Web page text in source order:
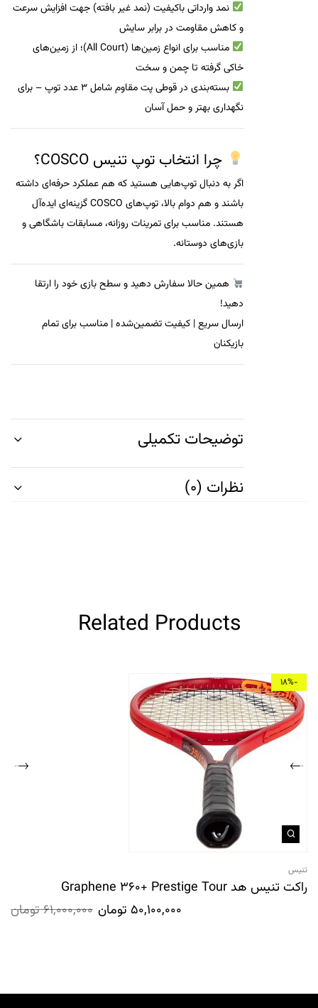
نمد وارداتی باکیفیت (نمد غیر بافته) جهت افزایش سرعت
و کاهش مقاومت در برابر سایش
مناسب برای انواع زمین‌ها (All Court)
؛ از زمین‌های
خاکی گرفته تا چمن و سخت
بسته‌بندی در قوطی پت مقاوم
شامل ۳ عدد توپ – برای
نگهداری بهتر و حمل آسان
چرا انتخاب توپ تنیس COSCO؟
اگر به دنبال توپ‌هایی هستید که همعملکرد حرفه‌ای داشته
باشند و هم دوام بالا
، توپ‌های COSCO گزینه‌ای ایده‌آل
هستند. مناسب برایتمرینات روزانه، مسابقات باشگاهی و
بازی‌های دوستانه.
همین حالا سفارش دهید و سطح بازی خود را ارتقا
دهید!
ارسال سریع | کیفیت تضمین‌شده | مناسب برای تمام
بازیکنان
توضیحات تکمیلی
نظرات (0)
Related Products
-18%
تنیس
راکت تنیس هد Graphene 360+ Prestige Tour
61,000,000تومان 50,100,000 تومان